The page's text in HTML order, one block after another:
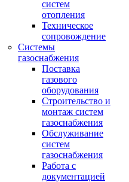
систем
отопления
Техническое
сопровождение
Системы
газоснабжения
Поставка
газового
оборудования
Строительство и
монтаж систем
газоснабжения
Обслуживание
систем
газоснабжения
Работа с
документацией